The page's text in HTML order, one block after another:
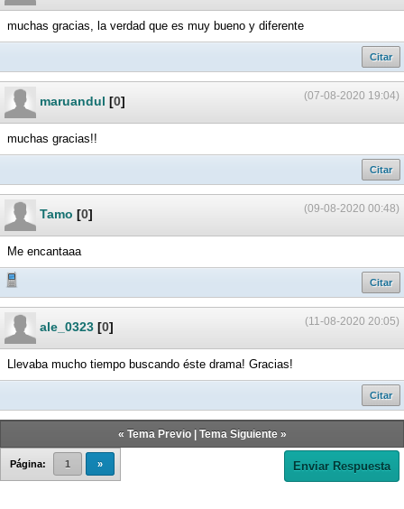
muchas gracias, la verdad que es muy bueno y diferente
Citar
(07-08-2020 19:04)
maruandul [0]
muchas gracias!!
Citar
(09-08-2020 00:48)
Tamo [0]
Me encantaaa
Citar
(11-08-2020 20:05)
ale_0323 [0]
Llevaba mucho tiempo buscando éste drama! Gracias!
Citar
« Tema Previo| Tema Siguiente»
Página: 1 » Enviar Respuesta